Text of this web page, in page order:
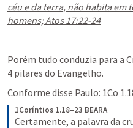
céu e da terra, não habita em
homens; Atos 17:22-24
Porém tudo conduzia para a
4 pilares do Evangelho.
Conforme disse Paulo: 1Co
1Coríntios 1.18–23 BEARA
Certamente, a palavra da